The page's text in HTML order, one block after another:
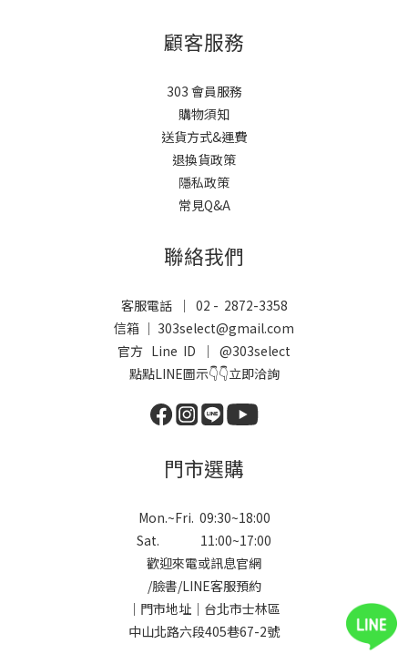
顧客服務
303 會員服務
購物須知
送貨方式&運費
退換貨政策
隱私政策
常見Q&A
聯絡我們
客服電話 ｜ 02 - 2872-3358
信箱 ｜ 303select@gmail.com
官方 Line ID ｜ @303select
點點LINE圖示👇👇立即洽詢
門市選購
Mon.~Fri. 09:30~18:00
Sat. 11:00~17:00
歡迎來電或訊息官網
/臉書/LINE客服預約
｜門市地址｜台北市士林區
中山北路六段405巷67-2號